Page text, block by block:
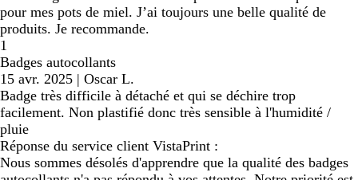
pour mes pots de miel. J’ai toujours une belle qualité de
produits. Je recommande.
1
Badges autocollants
15 avr. 2025 | Oscar L.
Badge très difficile à détaché et qui se déchire trop
facilement. Non plastifié donc très sensible à l'humidité /
pluie
Réponse du service client VistaPrint :
Nous sommes désolés d'apprendre que la qualité des badges